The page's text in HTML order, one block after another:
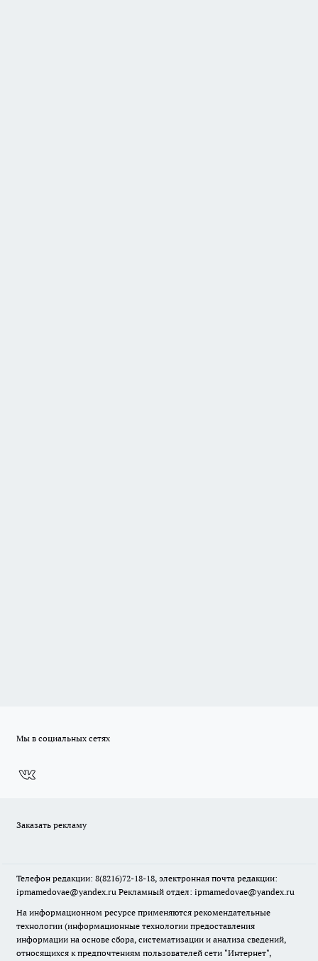
Мы в социальных сетях
Заказать рекламу
Телефон редакции: 8(8216)72-18-18, электронная почта редакции:
ipmamedovae@yandex.ru Рекламный отдел: ipmamedovae@yandex.ru
На информационном ресурсе применяются рекомендательные
технологии (информационные технологии предоставления
информации на основе сбора, систематизации и анализа сведений,
относящихся к предпочтениям пользователей сети "Интернет",